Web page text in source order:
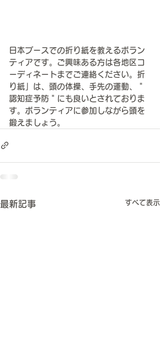
日本ブースでの折り紙を教えるボラン
ティアです。ご興味ある方は各地区コ
ーディネートまでご連絡ください。折
り紙」は、頭の体操、手先の運動、＂
認知症予防＂にも良いとされておりま
す。ボランティアに参加しながら頭を
鍛えましょう。
最新記事 すべて表示